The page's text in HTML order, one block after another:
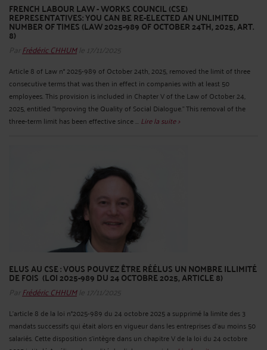
FRENCH LABOUR LAW - WORKS COUNCIL (CSE)
REPRESENTATIVES: YOU CAN BE RE-ELECTED AN UNLIMITED
NUMBER OF TIMES (LAW 2025-989 OF OCTOBER 24TH, 2025, ART.
8)
Par Frédéric CHHUMle 17/11/2025
Article 8 of Law n° 2025-989 of October 24th, 2025, removed the limit of three
consecutive terms that was then in effect in companies with at least 50
employees. This provision is included in Chapter V of the Law of October 24,
2025, entitled "Improving the Quality of Social Dialogue." This removal of the
three-term limit has been effective since ... Lire la suite >
ELUS AU CSE : VOUS POUVEZ ÊTRE RÉÉLUS UN NOMBRE ILLIMITÉ
DE FOIS (LOI 2025-989 DU 24 OCTOBRE 2025, ARTICLE 8)
Par Frédéric CHHUMle 17/11/2025
L’article 8 de la loi n°2025-989 du 24 octobre 2025 a supprimé la limite des 3
mandats successifs qui était alors en vigueur dans les entreprises d’au moins 50
salariés. Cette disposition s’intègre dans un chapitre V de la loi du 24 octobre